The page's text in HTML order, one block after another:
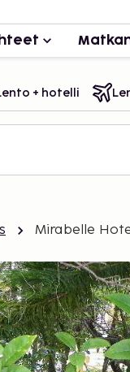
+ hotelli
Mirabelle